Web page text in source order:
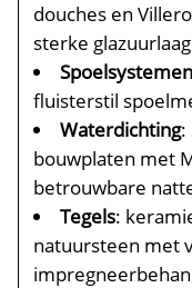
douches en
sterke
Spoelsystemen
fluisterstil
Waterdichting:
bouwplaten met
betrouwbare
Tegels:
natuursteen met